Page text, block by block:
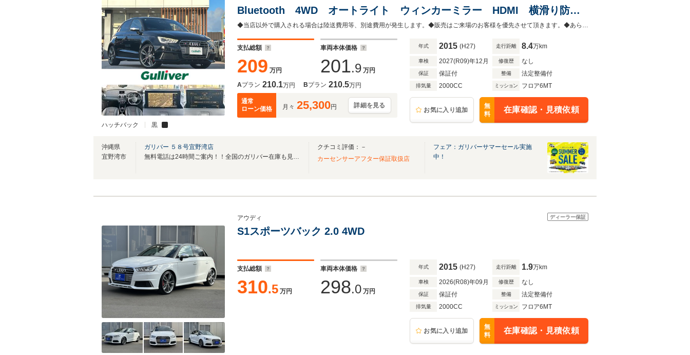
ハッチバック 黒
Bluetooth 4WD オートライト ウィンカーミラー HDMI 横滑り防止
システム 電格ミラー
◆当店以外で購入される場合は陸送費用等、別途費用が発生します。◆販売はご来場のお客様を優先させて頂きます。◆あらかじめご確認下さい※販売は一般のお客様に限ります。
支払総額
209 万円
車両本体価格
201.9 万円
Aプラン 210.1万円 Bプラン 210.5万円
通常
ローン価格
月々 25,300円 詳細を見る
年式 2015 (H27) 走行距離 8.4万km
車検 2027(R09)年12月 修復歴 なし
保証 保証付 整備 法定整備付
排気量 2000CC ミッション フロア6MT
お気に入り追加
無
料
在庫確認・見積依頼
沖縄県
宜野湾市
ガリバー ５８号宜野湾店
無料電話は24時間ご案内！！全国のガリバー在庫も見たい方は一括照会が可能です！
クチコミ評価：－
カーセンサーアフター保証取扱店
フェア：ガリバーサマーセール実施
中！
ディーラー保証
アウディ
S1スポーツバック 2.0 4WD
支払総額
310.5 万円
車両本体価格
298.0 万円
年式 2015 (H27) 走行距離 1.9万km
車検 2026(R08)年09月 修復歴 なし
保証 保証付 整備 法定整備付
排気量 2000CC ミッション フロア6MT
お気に入り追加
無
料
在庫確認・見積依頼